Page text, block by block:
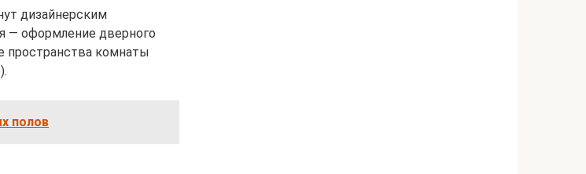
дизайнерским
— оформление дверного
пространства комнаты
полов